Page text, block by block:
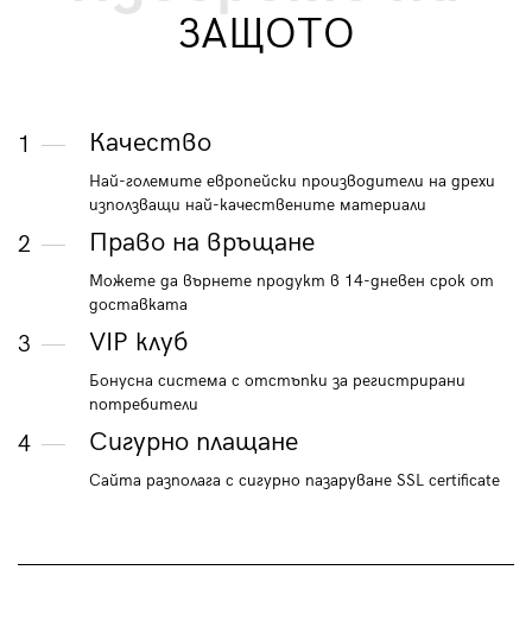
ЗАЩОТО
1 Качество
Най-големите европейски производители на дрехи
използващи най-качествените материали
2 Право на връщане
Можете да върнете продукт в 14-дневен срок от
доставката
3 VIP клуб
Бонусна система с отстъпки за регистрирани
потребители
4 Сигурно плащане
Сайта разполага с сигурно пазаруване SSL certificate